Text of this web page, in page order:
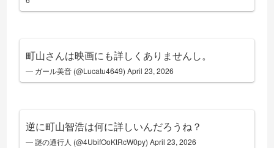
町山さんは映画にも詳しくありませんし。
— ガール美音 (@Lucatu4649)April 23, 2026
逆に町山智浩は何に詳しいんだろうね？
— 謎の通行人 (@4UbifOoKtRcW0py)April 23, 2026